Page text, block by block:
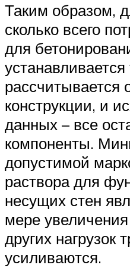
Таким образом,
сколько всего
для
устанавливается
рассчитывается
конструкции, и
данных – все
компоненты.
допустимой
раствора для
несущих стен
мере
других нагрузок
усиливаются.